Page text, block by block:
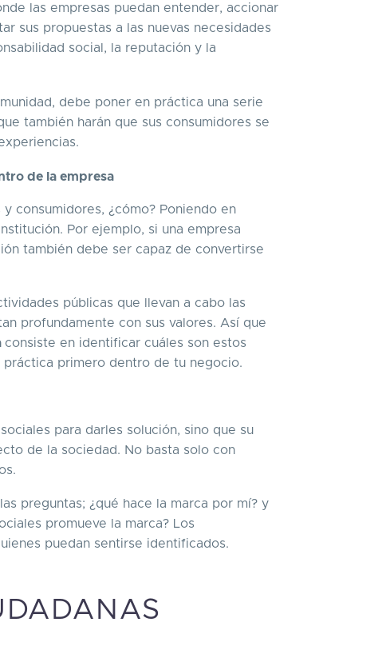
las empresas puedan entender, accionar
sus propuestas a las nuevas necesidades
social, la reputación y la
debe poner en práctica una serie
también harán que sus consumidores se
de la empresa
consumidores, ¿cómo? Poniendo en
Por ejemplo, si una empresa
también debe ser capaz de convertirse
públicas que llevan a cabo las
profundamente con sus valores. Así que
consiste en identificar cuáles son estos
primero dentro de tu negocio.
para darles solución, sino que su
de la sociedad. No basta solo con
preguntas; ¿qué hace la marca por mí? y
promueve la marca? Los
puedan sentirse identificados.